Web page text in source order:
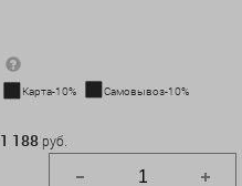
Карта-10% Самовывоз-10%
1 188 руб.